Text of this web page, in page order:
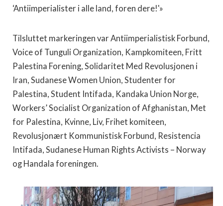
‘Antiimperialister i alle land, foren dere!'»
Tilsluttet markeringen var Antiimperialistisk Forbund,
Voice of Tunguli Organization, Kampkomiteen, Fritt
Palestina Forening, Solidaritet Med Revolusjonen i
Iran, Sudanese Women Union, Studenter for
Palestina, Student Intifada, Kandaka Union Norge,
Workers’ Socialist Organization of Afghanistan, Met
for Palestina, Kvinne, Liv, Frihet komiteen,
Revolusjonært Kommunistisk Forbund, Resistencia
Intifada, Sudanese Human Rights Activists – Norway
og Handala foreningen.